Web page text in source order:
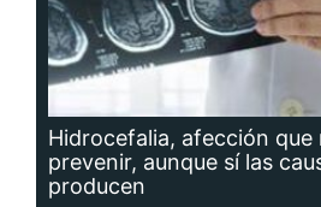
Hidrocefalia, afección que
prevenir, aunque sí las
producen